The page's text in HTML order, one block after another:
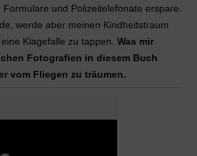
und Polizeitelefonate erspare.
werde aber meinen Kindheitstraum
Klagefalle zu tappen. Was mir
Fotografien in diesem Buch
vom Fliegen zu träumen.